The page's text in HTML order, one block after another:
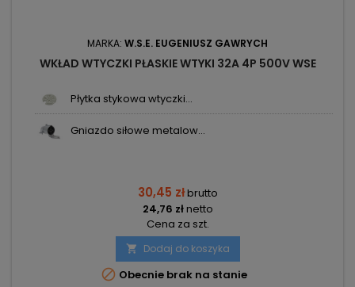
MARKA: W.S.E. EUGENIUSZ GAWRYCH
WKŁAD WTYCZKI PŁASKIE WTYKI 32A 4P 500V WSE
Płytka stykowa wtyczki...
Gniazdo siłowe metalow...
30,45 złbrutto
24,76 złnetto
Cena za szt.
 Dodaj do koszyka
 Obecnie brak na stanie